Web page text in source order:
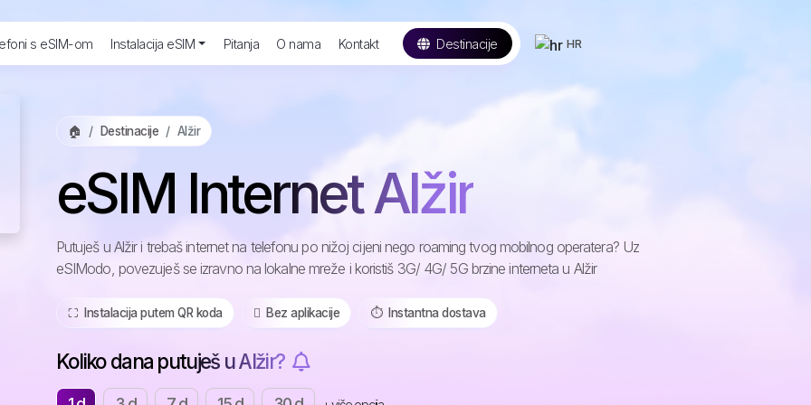
s eSIM-om Instalacija eSIM Pitanja O nama Kontakt Destinacije HR
🏠 Destinacije Alžir
eSIM Internet Alžir
Putuješ u Alžir i trebaš internet na telefonu po nižoj cijeni nego roaming tvog mobilnog operatera? Uz
eSIModo, povezuješ se izravno na lokalne mreže i koristiš 3G/ 4G/ 5G brzine interneta u Alžir
⛶️️ Instalacija putem QR koda ️ Bez aplikacije ⏱️️ Instantna dostava
Koliko dana putuješ u Alžir?